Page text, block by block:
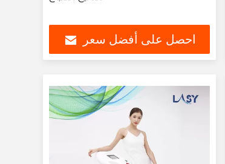
احصل على أفضل سعر